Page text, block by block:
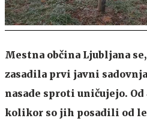
Mestna občina Ljubljana
zasadila prvi javni
nasade sproti uničujejo.
kolikor so jih posadili od